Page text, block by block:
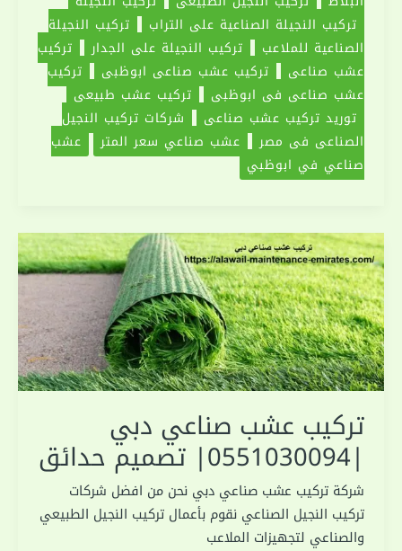
تركيب النجيلة الصناعية على التراب
تركيب النجيلة
الصناعية للملاعب
تركيب النجيلة على الجدار
تركيب
عشب صناعي
تركيب عشب صناعي ابوظبي
تركيب
عشب صناعي في ابوظبي
تركيب عشب طبيعي
‏توريد تركيب عشب صناعي
شركات تركيب النجيل
الصناعى فى مصر
عشب صناعي سعر المتر
‏عشب
صناعي في ابوظبي
تركيب عشب صناعي دبي
|0551030094| تصميم حدائق
شركة تركيب عشب صناعي دبي نحن من افضل شركات
تركيب النجيل الصناعي نقوم بأعمال تركيب النجيل الطبيعي
والصناعي لتجهيزات الملاعب